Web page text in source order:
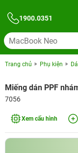
1900.0351
Trang chủ Phụ kiện
Miếng dán PPF
7056
Xem cấu hình